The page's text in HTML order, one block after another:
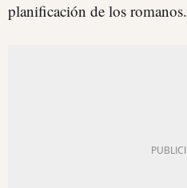
planificación de los romanos.